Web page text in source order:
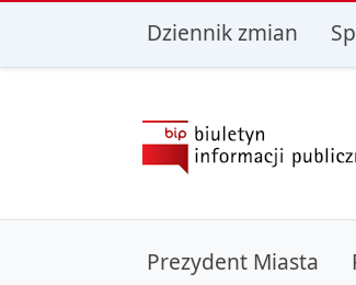
przejdź do głównego menu
Dziennik zmian
Prezydent Miasta